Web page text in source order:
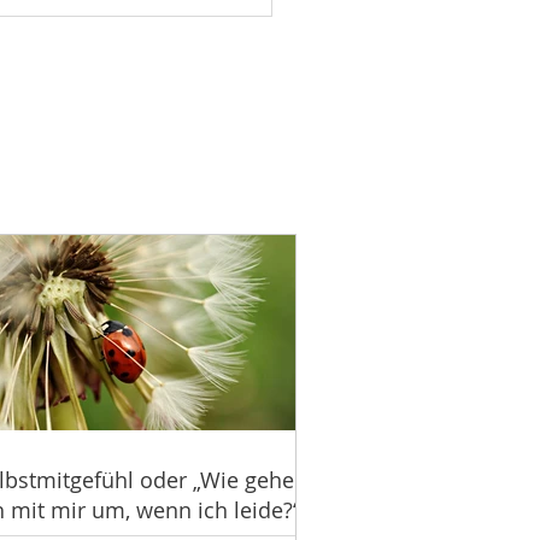
oder „Wie gehe
mit mir um, wenn ich leide?“